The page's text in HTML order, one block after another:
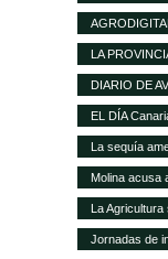
LA
DIARIO DE
EL DÍA
consumo
La sequía
Molina acusa
La
Jornadas de